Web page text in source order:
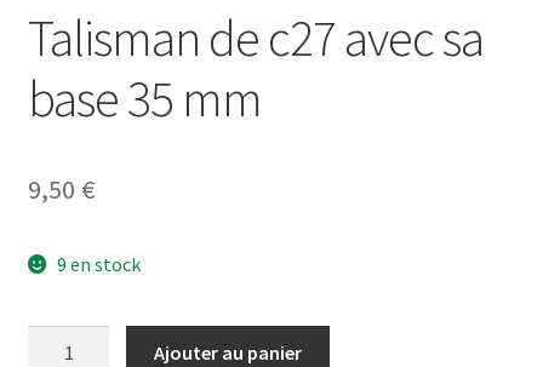
Talisman de c27 avec sa
base 35 mm
9,50 €
9 en stock
Ajouter au panier